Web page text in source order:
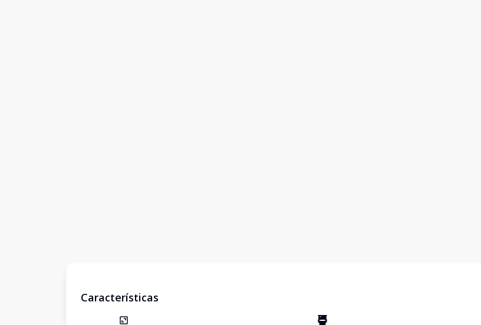
Características